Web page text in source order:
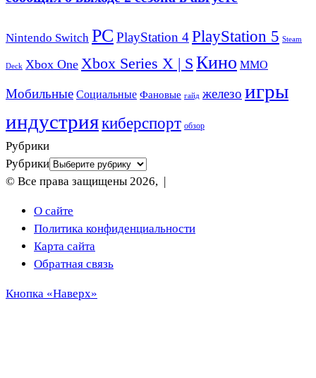
Nintendo Switch PC PlayStation 4PlayStation 5 Steam
Deck Xbox One Xbox Series X | S Кино ММО
Мобильные Социальные Фановые гайд железо игры
индустриякиберспорт обзор
Рубрики
Рубрики
© Все права защищены 2026, |
О сайте
Политика конфиденциальности
Карта сайта
Обратная связь
Кнопка «Наверх»